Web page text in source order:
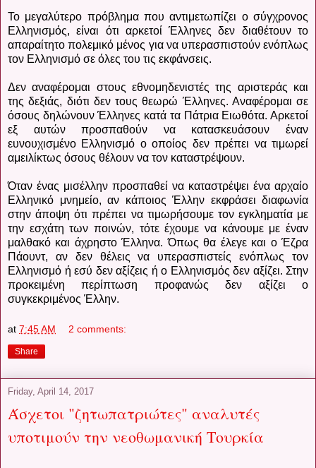
Το μεγαλύτερο πρόβλημα που αντιμετωπίζει ο σύγχρονος
Ελληνισμός, είναι ότι αρκετοί Έλληνες δεν διαθέτουν το
απαραίτητο πολεμικό μένος για να υπερασπιστούν ενόπλως
τον Ελληνισμό σε όλες του τις εκφάνσεις.
Δεν αναφέρομαι στους εθνομηδενιστές της αριστεράς και
της δεξιάς, διότι δεν τους θεωρώ Έλληνες. Αναφέρομαι σε
όσους δηλώνουν Έλληνες κατά τα Πάτρια Ειωθότα. Αρκετοί
εξ αυτών προσπαθούν να κατασκευάσουν έναν
ευνουχισμένο Ελληνισμό ο οποίος δεν πρέπει να τιμωρεί
αμειλίκτως όσους θέλουν να τον καταστρέψουν.
Όταν ένας μισέλλην προσπαθεί να καταστρέψει ένα αρχαίο
Ελληνικό μνημείο, αν κάποιος Έλλην εκφράσει διαφωνία
στην άποψη ότι πρέπει να τιμωρήσουμε τον εγκληματία με
την εσχάτη των ποινών, τότε έχουμε να κάνουμε με έναν
μαλθακό και άχρηστο Έλληνα. Όπως θα έλεγε και ο Έζρα
Πάουντ, αν δεν θέλεις να υπερασπιστείς ενόπλως τον
Ελληνισμό ή εσύ δεν αξίζεις ή ο Ελληνισμός δεν αξίζει. Στην
προκειμένη περίπτωση προφανώς δεν αξίζει ο
συγκεκριμένος Έλλην.
at 7:45 AM 2 comments:
Share
Friday, April 14, 2017
Άσχετοι "ζητωπατριώτες" αναλυτές
υποτιμούν την νεοθωμανική Τουρκία